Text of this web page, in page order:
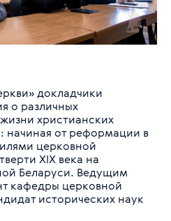
докладчики
о различных
христианских
начиная от реформации в
церковной
XIX века на
Беларуси. Ведущим
кафедры церковной
исторических наук